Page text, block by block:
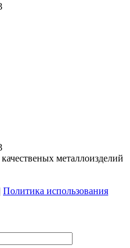
металлоизделий
Политика использования